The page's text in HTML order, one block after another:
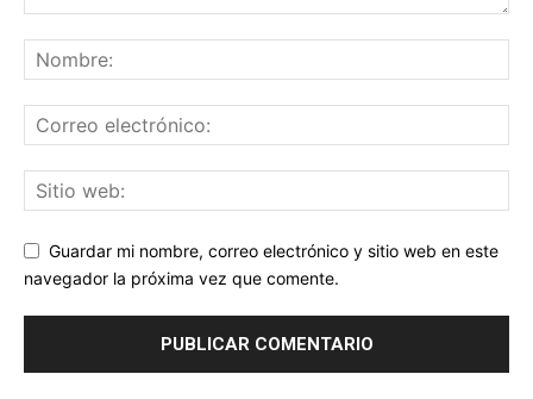
Guardar mi nombre, correo electrónico y sitio web en este
navegador la próxima vez que comente.